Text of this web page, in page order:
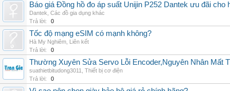
Báo giá Đồng hồ đo áp suất Unijin P252 Dantek ưu đãi cho
Dantek Các đồ gia dụng khác
Trả lời:
0
Tốc độ mạng eSIM có mạnh không?
Hà My Nghiêm Liên kết
Trả lời:
0
Thường Xuyên Sửa Servo Lỗi Encoder,Nguyên Nhân Mất
suathietbitudong3011
Thiết bị cơ điện
Trả lời:
0